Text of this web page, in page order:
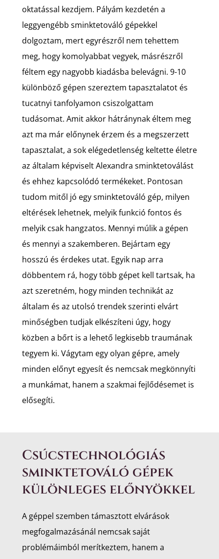
oktatással kezdjem. Pályám kezdetén a
leggyengébb sminktetováló gépekkel
dolgoztam, mert egyrészről nem tehettem
meg, hogy komolyabbat vegyek, másrészről
féltem egy nagyobb kiadásba belevágni. 9-10
különböző gépen szereztem tapasztalatot és
tucatnyi tanfolyamon csiszolgattam
tudásomat. Amit akkor hátránynak éltem meg
azt ma már előnynek érzem és a megszerzett
tapasztalat, a sok elégedetlenség keltette életre
az általam képviselt Alexandra sminktetoválást
és ehhez kapcsolódó termékeket. Pontosan
tudom mitől jó egy sminktetováló gép, milyen
eltérések lehetnek, melyik funkció fontos és
melyik csak hangzatos. Mennyi múlik a gépen
és mennyi a szakemberen. Bejártam egy
hosszú és érdekes utat. Egyik nap arra
döbbentem rá, hogy több gépet kell tartsak, ha
azt szeretném, hogy minden technikát az
általam és az utolsó trendek szerinti elvárt
minőségben tudjak elkészíteni úgy, hogy
közben a bőrt is a lehető legkisebb traumának
tegyem ki. Vágytam egy olyan gépre, amely
minden előnyt egyesít és nemcsak megkönnyíti
a munkámat, hanem a szakmai fejlődésemet is
elősegíti.
Csúcstechnológiás
sminktetováló gépek
különleges előnyökkel
A géppel szemben támasztott elvárások
megfogalmazásánál nemcsak saját
problémáimból merítkeztem, hanem a